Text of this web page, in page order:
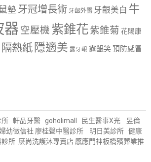
墊 牙冠增長術 牙齦外露 牙齦美白 牛
器 空壓機 紫錐花紫錐菊 花賜康
隔熱紙 隱適美 露牙齦 露齦笑預防感冒
所 軒品牙醫 goholimall 民生醫事X光
昱倫
幼徵信社 廖桂聲中醫診所 明日美診所 健康
診所 麼尚洗護沐專賣店 感應門神板橋殯葬業推